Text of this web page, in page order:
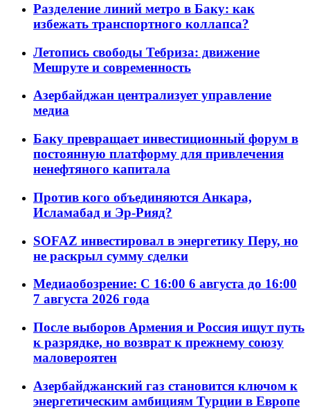
Разделение линий метро в Баку: как
избежать транспортного коллапса?
Летопись свободы Тебриза: движение
Мешруте и современность
Азербайджан централизует управление
медиа
Баку превращает инвестиционный форум в
постоянную платформу для привлечения
ненефтяного капитала
Против кого объединяются Анкара,
Исламабад и Эр-Рияд?
SOFAZ инвестировал в энергетику Перу, но
не раскрыл сумму сделки
Медиаобозрение: С 16:00 6 августа до 16:00
7 августа 2026 года
После выборов Армения и Россия ищут путь
к разрядке, но возврат к прежнему союзу
маловероятен
Азербайджанский газ становится ключом к
энергетическим амбициям Турции в Европе